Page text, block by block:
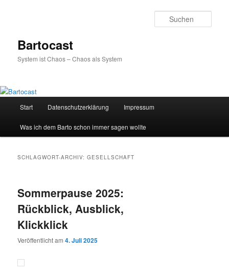
Bartocast
System ist Chaos – Chaos als System
Start Datenschutzerklärung Impressum
Was ich dem Barto schon immer sagen wollte
SCHLAGWORT-ARCHIV:GESELLSCHAFT
Sommerpause 2025:
Rückblick, Ausblick,
Klickklick
Veröffentlicht am4. Juli 2025